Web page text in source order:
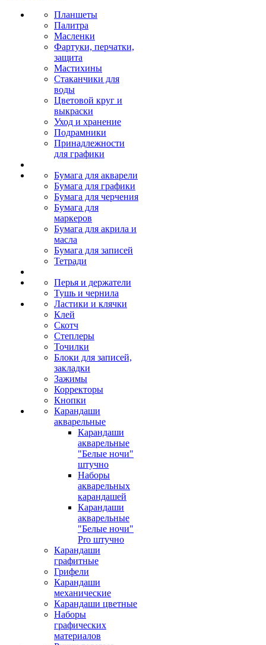
Планшеты
Палитра
Масленки
Фартуки, перчатки,
защита
Мастихины
Стаканчики для
воды
Цветовой круг и
выкраски
Уход и хранение
Подрамники
Принадлежности
для графики
Бумага для акварели
Бумага для графики
Бумага для черчения
Бумага для
маркеров
Бумага для акрила и
масла
Бумага для записей
Тетради
Перья и держатели
Тушь и чернила
Ластики и клячки
Клей
Скотч
Степлеры
Точилки
Блоки для записей,
закладки
Зажимы
Корректоры
Кнопки
Карандаши
акварельные
Карандаши
акварельные
"Белые ночи"
штучно
Наборы
акварельных
карандашей
Карандаши
акварельные
"Белые ночи"
Pro штучно
Карандаши
графитные
Грифели
Карандаши
механические
Карандаши цветные
Наборы
графических
материалов